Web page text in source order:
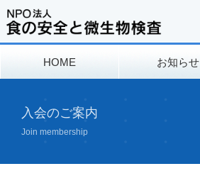
HOME お知らせ
入会のご案内
Join membership